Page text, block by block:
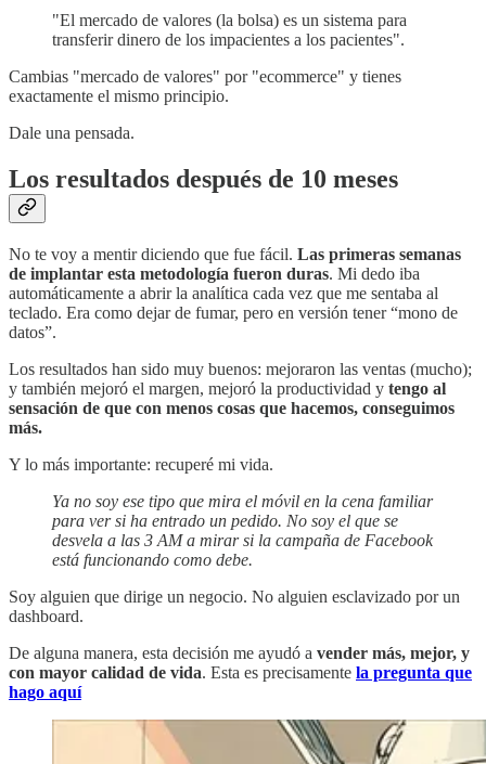
"El mercado de valores (la bolsa) es un sistema para
transferir dinero de los impacientes a los pacientes".
Cambias "mercado de valores" por "ecommerce" y tienes
exactamente el mismo principio.
Dale una pensada.
Los resultados después de 10 meses
No te voy a mentir diciendo que fue fácil. Las primeras semanas
de implantar esta metodología fueron duras. Mi dedo iba
automáticamente a abrir la analítica cada vez que me sentaba al
teclado. Era como dejar de fumar, pero en versión tener “mono de
datos”.
Los resultados han sido muy buenos: mejoraron las ventas (mucho);
y también mejoró el margen, mejoró la productividad y tengo al
sensación de que con menos cosas que hacemos, conseguimos
más.
Y lo más importante: recuperé mi vida.
Ya no soy ese tipo que mira el móvil en la cena familiar
para ver si ha entrado un pedido. No soy el que se
desvela a las 3 AM a mirar si la campaña de Facebook
está funcionando como debe.
Soy alguien que dirige un negocio. No alguien esclavizado por un
dashboard.
De alguna manera, esta decisión me ayudó a vender más, mejor, y
con mayor calidad de vida. Esta es precisamente la pregunta que
hago aquí